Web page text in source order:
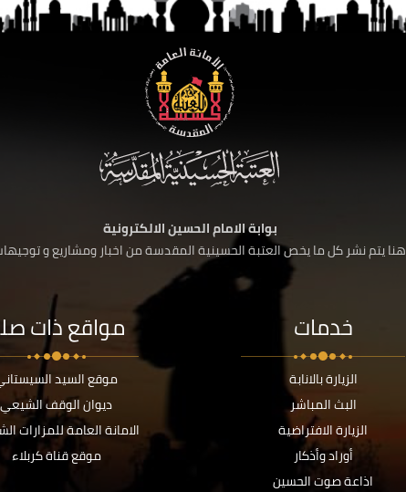
بوابة الامام الحسين الالكترونية
هنا يتم نشر كل ما يخص العتبة الحسينية المقدسة من اخبار ومشاريع و
خدمات
الزيارة بالانابة
البث المباشر
الزيارة الافتراضية
أوراد وأذكار
اذاعة صوت الحسين
مواقع ذات
موقع السيد
ديوان الوقف الشيعي
الامانة العامة للمزارات
موقع قناة كربلاء